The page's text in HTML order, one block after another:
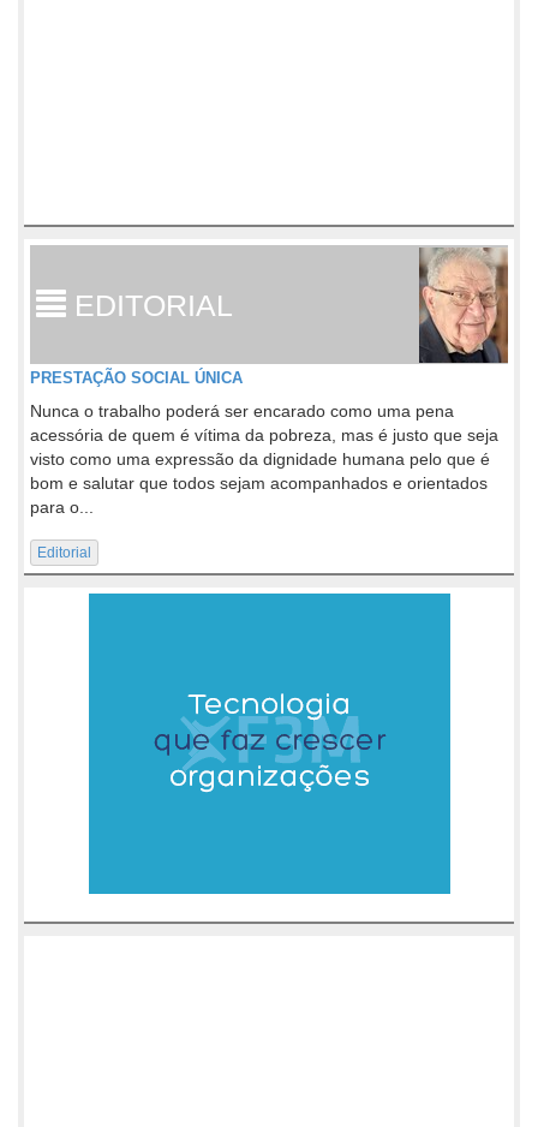
EDITORIAL
PRESTAÇÃO SOCIAL ÚNICA
Nunca o trabalho poderá ser encarado como uma pena
acessória de quem é vítima da pobreza, mas é justo que seja
visto como uma expressão da dignidade humana pelo que é
bom e salutar que todos sejam acompanhados e orientados
para o...
Editorial